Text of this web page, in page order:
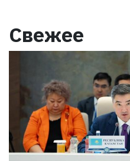
Свежее